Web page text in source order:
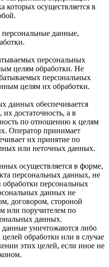
которых осуществляется в
персональные данные,
персональных
целям обработки. Не
персональных
целям их обработки.
данных обеспечивается
достаточность, а в
по отношению к целям
Оператор принимает
их принятие по
или неточных данных.
осуществляется в форме,
персональных данных, не
персональных
данных не
договором, стороной
или поручителем по
данных.
уничтожаются либо
обработки или в случае
этих целей, если иное не